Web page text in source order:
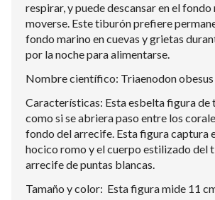
respirar, y puede descansar en el fondo
moverse. Este tiburón prefiere
fondo marino en cuevas y grietas
por la noche para alimentarse.
Nombre científico: Triaenodon obesus
Características: Esta esbelta figura de
como si se abriera paso entre los
fondo del arrecife. Esta figura captura
hocico romo y el cuerpo estilizado del
arrecife de puntas blancas.
Tamaño y color: Esta figura mide 11